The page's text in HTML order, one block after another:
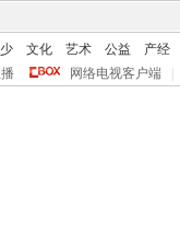
文化 艺术 公益 产经
网络电视客户端